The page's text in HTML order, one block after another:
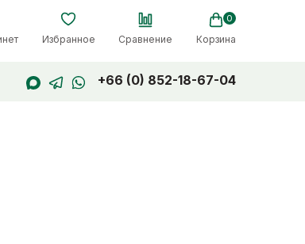
Избранное Сравнение
0
Корзина
+66 (0) 852-18-67-04